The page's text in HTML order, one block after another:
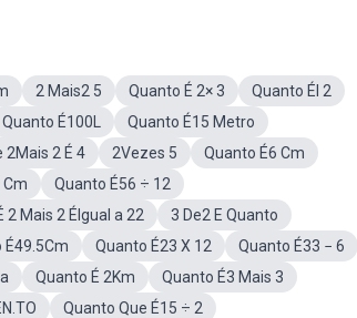
2 Mais2 5 Quanto É 2× 3
Quanto ÉI 2
Quanto É100L
Quanto É15 Metro
2Mais 2 É 4 2Vezes 5
Quanto É6 Cm
Cm
Quanto É56 ÷ 12
2 Mais 2 ÉIgual a 22
3 De2 E Quanto
É49.5Cm Quanto É23 X 12
Quanto É33 − 6
Quanto É 2Km
Quanto É3 Mais 3
Quanto Que É15 ÷ 2